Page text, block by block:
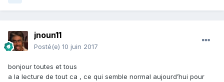
jnoun11
Posté(e) 10 juin 2017
bonjour toutes et tous
a la lecture de tout ca , ce qui semble normal aujourd’hui pour